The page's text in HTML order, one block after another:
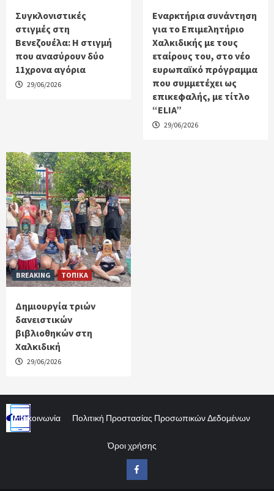
Συγκλονιστικές
στιγμές στη
Βενεζουέλα: Η στιγμή
που ανασύρουν δύο
11χρονα αγόρια
29/06/2026
Εναρκτήρια συνάντηση
για το Επιμελητήριο
Χαλκιδικής με τους
εταίρους του, στο νέο
ευρωπαϊκό πρόγραμμα
που συμμετέχει ως
επικεφαλής, με τίτλο
“ELIA”
29/06/2026
BREAKING ΤΟΠΙΚΑ
Δημιουργία τριών
δανειστικών
βιβλιοθηκών στη
Χαλκιδική
29/06/2026
Επικοινωνία Πολιτική Προστασίας Προσωπικών Δεδομένων
Όροι χρήσης
Facebook